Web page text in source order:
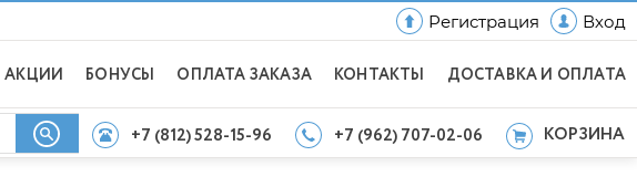
Регистрация Вход
АКЦИИ БОНУСЫ ОПЛАТА ЗАКАЗА КОНТАКТЫ ДОСТАВКА И ОПЛАТА
+7 (812) 528-15-96 +7 (962) 707-02-06 КОРЗИНА